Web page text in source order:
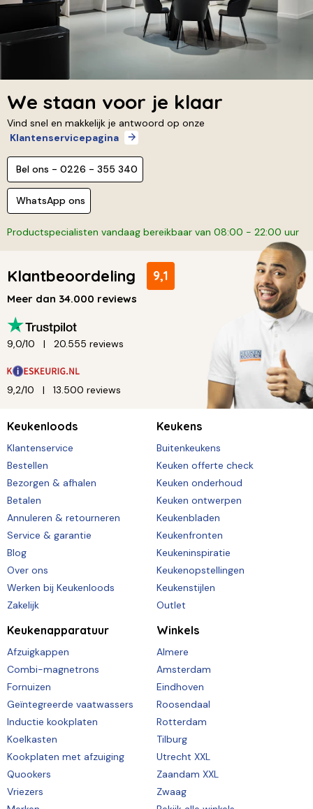
We staan voor je klaar
Vind snel en makkelijk je antwoord op onze
Klantenservicepagina
Bel ons - 0226 - 355 340
WhatsApp ons
Productspecialisten vandaag bereikbaar van 08:00 - 22:00 uur
Klantbeoordeling 9,1
Meer dan 34.000 reviews
9,0/10 20.555 reviews
9,2/10 13.500 reviews
Keukenloods
Klantenservice
Bestellen
Bezorgen & afhalen
Betalen
Annuleren & retourneren
Service & garantie
Blog
Over ons
Werken bij Keukenloods
Zakelijk
Keukens
Buitenkeukens
Keuken offerte check
Keuken onderhoud
Keuken ontwerpen
Keukenbladen
Keukenfronten
Keukeninspiratie
Keukenopstellingen
Keukenstijlen
Outlet
Keukenapparatuur
Afzuigkappen
Combi-magnetrons
Fornuizen
Geïntegreerde vaatwassers
Inductie kookplaten
Koelkasten
Kookplaten met afzuiging
Quookers
Vriezers
Winkels
Almere
Amsterdam
Eindhoven
Roosendaal
Rotterdam
Tilburg
Utrecht XXL
Zaandam XXL
Zwaag